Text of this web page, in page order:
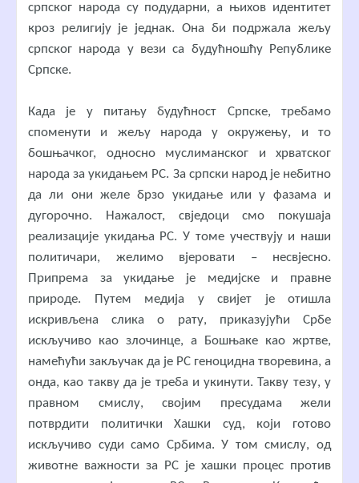
српског народа су подударни, а њихов идентитет
кроз религију је једнак. Она би подржала жељу
српског народа у вези са будућношћу Републике
Српске.
Када је у питању будућност Српске, требамо
споменути и жељу народа у окружењу, и то
бошњачког, односно муслиманског и хрватског
народа за укидањем РС. За српски народ је небитно
да ли они желе брзо укидање или у фазама и
дугорочно. Нажалост, свједоци смо покушаја
реализације укидања РС. У томе учествују и наши
политичари, желимо вјеровати – несвјесно.
Припрема за укидање је медијске и правне
природе. Путем медија у свијет је отишла
искривљена слика о рату, приказујући Србе
искључиво као злочинце, а Бошњаке као жртве,
намећући закључак да је РС геноцидна творевина, а
онда, као такву да је треба и укинути. Такву тезу, у
правном смислу, својим пресудама жели
потврдити политички Хашки суд, који готово
искључиво суди само Србима. У том смислу, од
животне важности за РС је хашки процес против